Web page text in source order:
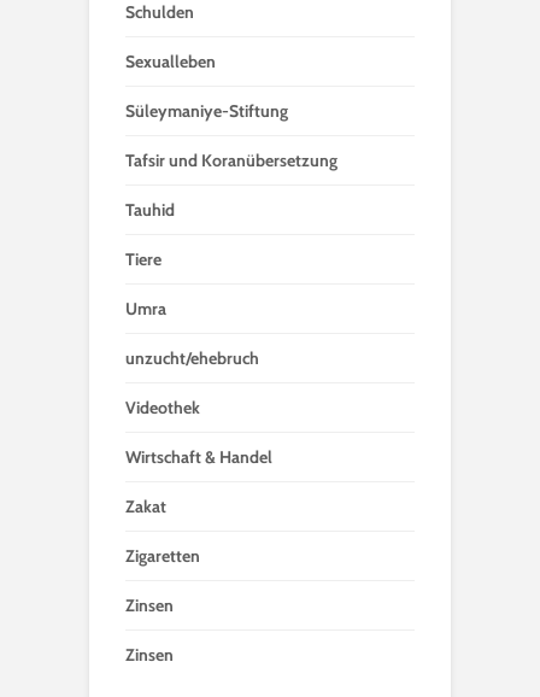
Schulden
Sexualleben
Süleymaniye-Stiftung
Tafsir und Koranübersetzung
Tauhid
Tiere
Umra
unzucht/ehebruch
Videothek
Wirtschaft & Handel
Zakat
Zigaretten
Zinsen
Zinsen